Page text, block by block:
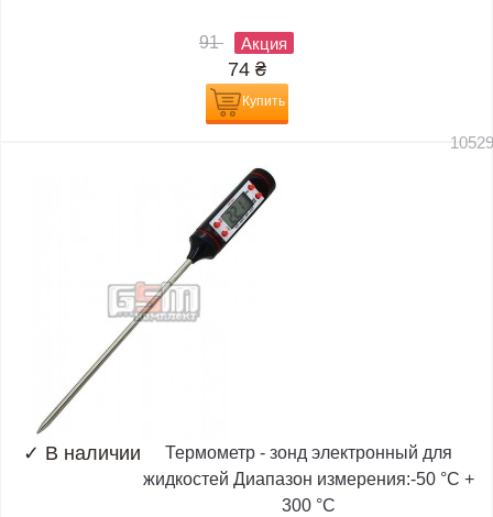
91 Акция
74 ₴
Купить
✓ В наличии
Термометр - зонд электронный для
жидкостей Диапазон измерения:-50 °C +
300 °C